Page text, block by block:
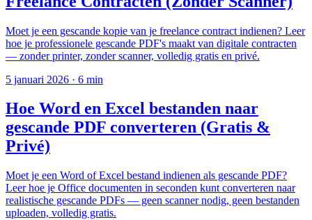
Moet je een gescande kopie van je freelance contract indienen? Leer
hoe je professionele gescande PDF's maakt van digitale contracten
— zonder printer, zonder scanner, volledig gratis en privé.
5 januari 2026 · 6 min
Hoe Word en Excel bestanden naar
gescande PDF converteren (Gratis &
Privé)
Moet je een Word of Excel bestand indienen als gescande PDF?
Leer hoe je Office documenten in seconden kunt converteren naar
realistische gescande PDFs — geen scanner nodig, geen bestanden
uploaden, volledig gratis.